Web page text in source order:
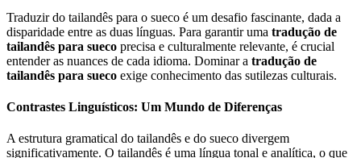
Traduzir do tailandês para o sueco é um desafio fascinante, dada a
disparidade entre as duas línguas. Para garantir uma tradução de
tailandês para sueco precisa e culturalmente relevante, é crucial
entender as nuances de cada idioma. Dominar a tradução de
tailandês para sueco exige conhecimento das sutilezas culturais.
Contrastes Linguísticos: Um Mundo de Diferenças
A estrutura gramatical do tailandês e do sueco divergem
significativamente. O tailandês é uma língua tonal e analítica, o que